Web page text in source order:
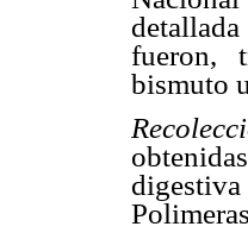
fueron,
bismuto